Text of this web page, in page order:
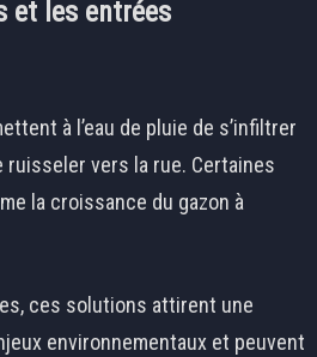
et les entrées
à l’eau de pluie de s’infiltrer
vers la rue. Certaines
la croissance du gazon à
ces solutions attirent une
environnementaux et peuvent